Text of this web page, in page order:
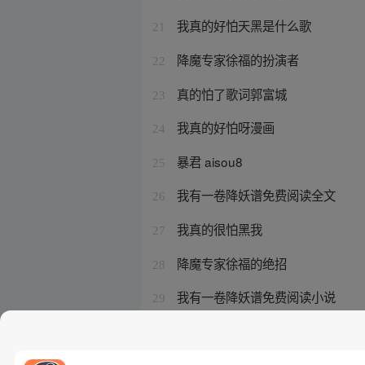
21 我真的好怕天黑是什么歌
22 降魔专家徐福的扮演者
23 真的怕了歌词郭富城
24 我真的好怕呀漫画
25 暴君 aisou8
26 我有一卷降妖谱免费阅读全文
27 我真的很怕黑我
28 降魔专家徐福的绝招
29 我有一卷降妖谱免费阅读小说